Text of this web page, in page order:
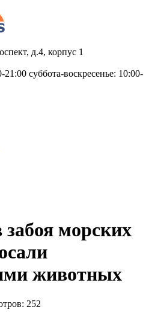
д.4, корпус 1
21:00 суббота-воскресенье: 10:00-
морских
животных
252